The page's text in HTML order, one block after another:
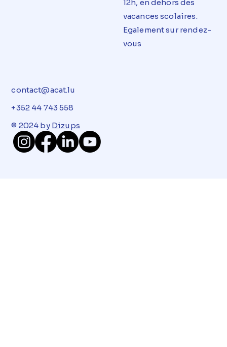
12h, en dehors des
vacancesscolaires.
Egalement sur rendez-
vous
contact@acat.lu
+352 44 743 558
© 2024 by Dizups